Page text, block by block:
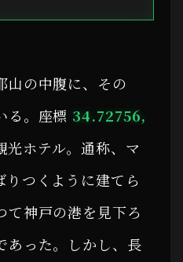
山の中腹に、その
る。座標 34.72756,
光ホテル。通称、マ
りつくように建てら
て神戸の港を見下ろ
あった。しかし、長